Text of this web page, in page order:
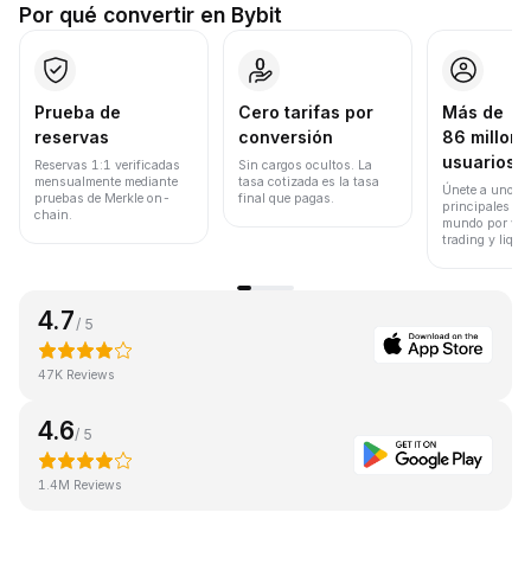
Por qué convertir en Bybit
Prueba de
reservas
Reservas 1:1 verificadas
mensualmente mediante
pruebas de Merkle on-
chain.
Cero tarifas por
conversión
Sin cargos ocultos. La
tasa cotizada es la tasa
final que pagas.
Más de
86
usuarios
Únete a uno
principales
mundo por
trading y
4.7 / 5
47K Reviews
4.6/ 5
1.4M Reviews